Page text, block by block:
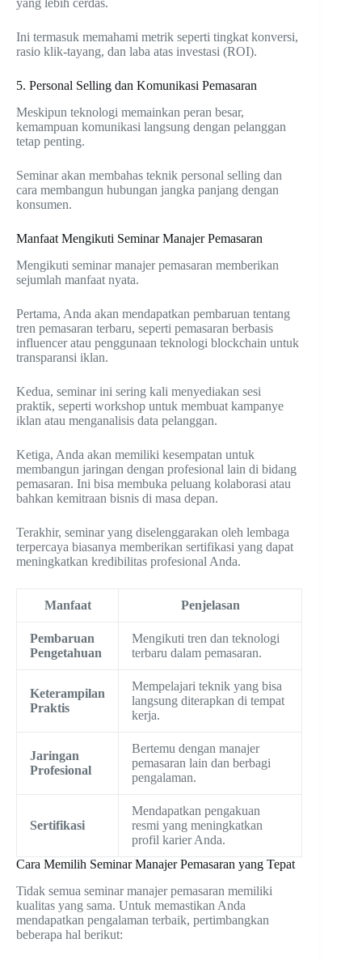
yang lebih cerdas.
Ini termasuk memahami metrik seperti tingkat konversi,
rasio klik-tayang, dan laba atas investasi (ROI).
5. Personal Selling dan Komunikasi Pemasaran
Meskipun teknologi memainkan peran besar,
kemampuan komunikasi langsung dengan pelanggan
tetap penting.
Seminar akan membahas teknik personal selling dan
cara membangun hubungan jangka panjang dengan
konsumen.
Manfaat Mengikuti Seminar Manajer Pemasaran
Mengikuti seminar manajer pemasaran memberikan
sejumlah manfaat nyata.
Pertama, Anda akan mendapatkan pembaruan tentang
tren pemasaran terbaru, seperti pemasaran berbasis
influencer atau penggunaan teknologi blockchain untuk
transparansi iklan.
Kedua, seminar ini sering kali menyediakan sesi
praktik, seperti workshop untuk membuat kampanye
iklan atau menganalisis data pelanggan.
Ketiga, Anda akan memiliki kesempatan untuk
membangun jaringan dengan profesional lain di bidang
pemasaran. Ini bisa membuka peluang kolaborasi atau
bahkan kemitraan bisnis di masa depan.
Terakhir, seminar yang diselenggarakan oleh lembaga
terpercaya biasanya memberikan sertifikasi yang dapat
meningkatkan kredibilitas profesional Anda.
Manfaat Penjelasan
Pembaruan
Pengetahuan
Mengikuti tren dan teknologi
terbaru dalam pemasaran.
Keterampilan
Praktis
Mempelajari teknik yang bisa
langsung diterapkan di tempat
kerja.
Jaringan
Profesional
Bertemu dengan manajer
pemasaran lain dan berbagi
pengalaman.
Sertifikasi
Mendapatkan pengakuan
resmi yang meningkatkan
profil karier Anda.
Cara Memilih Seminar Manajer Pemasaran yang Tepat
Tidak semua seminar manajer pemasaran memiliki
kualitas yang sama. Untuk memastikan Anda
mendapatkan pengalaman terbaik, pertimbangkan
beberapa hal berikut: